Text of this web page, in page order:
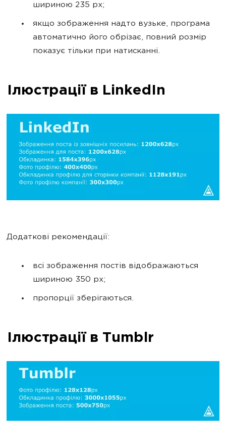
шириною 235 px;
якщо зображення надто вузьке, програма
автоматично його обрізає, повний розмір
показує тільки при натисканні.
Ілюстрації в LinkedIn
Додаткові рекомендації:
всі зображення постів відображаються
шириною 350 px;
пропорції зберігаються.
Ілюстрації в Tumblr